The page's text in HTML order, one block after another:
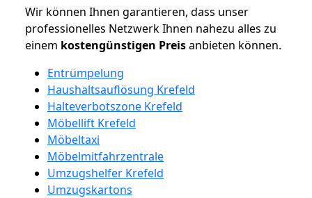
Wir können Ihnen garantieren, dass unser
professionelles Netzwerk Ihnen nahezu alles zu
einem kostengünstigen Preisanbieten können.
Entrümpelung
Haushaltsauflösung Krefeld
Halteverbotszone Krefeld
Möbellift Krefeld
Möbeltaxi
Möbelmitfahrzentrale
Umzugshelfer Krefeld
Umzugskartons